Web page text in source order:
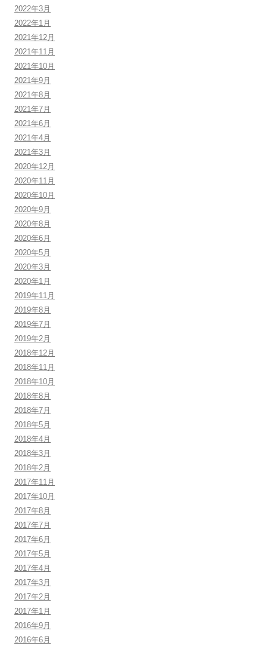
2022年3月
2022年1月
2021年12月
2021年11月
2021年10月
2021年9月
2021年8月
2021年7月
2021年6月
2021年4月
2021年3月
2020年12月
2020年11月
2020年10月
2020年9月
2020年8月
2020年6月
2020年5月
2020年3月
2020年1月
2019年11月
2019年8月
2019年7月
2019年2月
2018年12月
2018年11月
2018年10月
2018年8月
2018年7月
2018年5月
2018年4月
2018年3月
2018年2月
2017年11月
2017年10月
2017年8月
2017年7月
2017年6月
2017年5月
2017年4月
2017年3月
2017年2月
2017年1月
2016年9月
2016年6月